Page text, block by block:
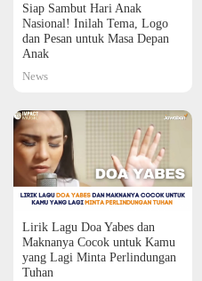
Siap Sambut Hari Anak
Nasional! Inilah Tema, Logo
dan Pesan untuk Masa Depan
Anak
News
Lirik Lagu Doa Yabes dan
Maknanya Cocok untuk Kamu
yang Lagi Minta Perlindungan
Tuhan